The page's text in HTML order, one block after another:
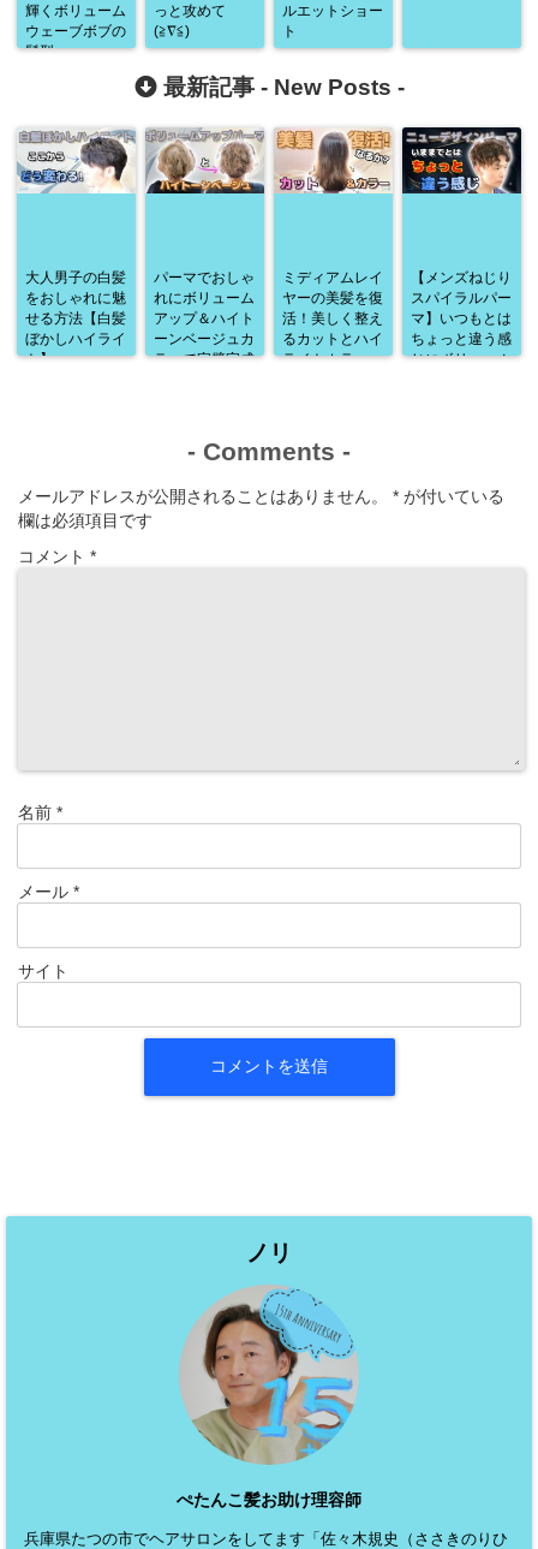
輝くボリューム
ウェーブボブの
髪型
っと攻めて
(≧∇≦)
ルエットショー
ト
最新記事 - New Posts -
大人男子の白髪
をおしゃれに魅
せる方法【白髪
ぼかしハイライ
ト】
パーマでおしゃ
れにボリューム
アップ＆ハイト
ーンベージュカ
ラーで完璧完成
ミディアムレイ
ヤーの美髪を復
活！美しく整え
るカットとハイ
ライトカラー
【メンズねじり
スパイラルパー
マ】いつもとは
ちょっと違う感
じにボリューム
- Comments -
メールアドレスが公開されることはありません。 * が付いている
欄は必須項目です
コメント *
名前 *
メール *
サイト
ノリ
ぺたんこ髪お助け理容師
兵庫県たつの市でヘアサロンをしてます「佐々木規史（ささきのりひ